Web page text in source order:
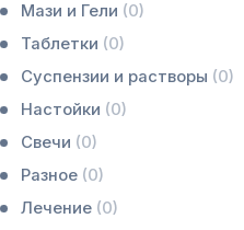
Мази и Гели (0)
Таблетки (0)
Суспензии и растворы (0)
Настойки (0)
Свечи (0)
Разное (0)
Лечение (0)